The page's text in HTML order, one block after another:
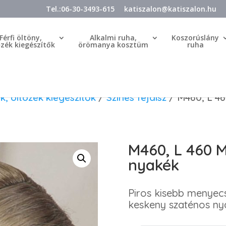
Tel.:06-30-3493-615 katiszalon@katiszalon.hu
Férfi öltöny,
kiegészítők
Alkalmi ruha,
örömanya kosztüm
Koszorúslány
ruha
öltözék kiegészítők/Színes fejdísz/ M460, L
M460, L 460
nyakék
Piros kisebb
keskeny szaténos